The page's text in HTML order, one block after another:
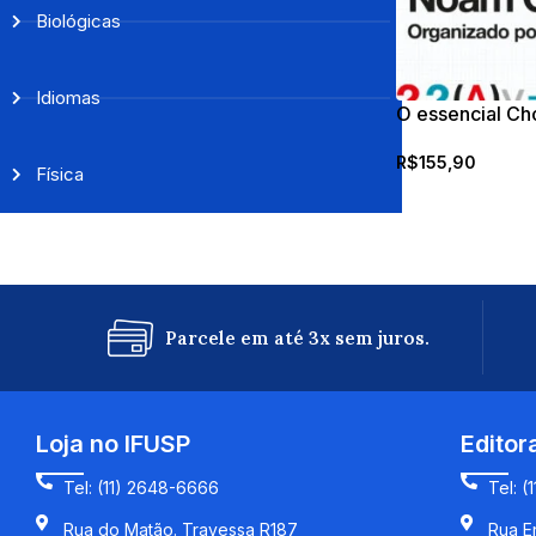
Biológicas
Idiomas
Física
O essencial
R$155,90
Parcele em até 3x sem juros.
Loja no IFUSP
Tel: (11) 2648-6666
Rua do Matão. Travessa R187
Tel:
Rua